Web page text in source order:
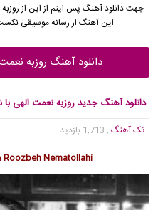
جهت دانلود آهنگ پس اینم از این از
این آهنگ از رسانه موسیقی
دانلود آهنگ روزبه
دانلود آهنگ جدید روزبه نعمت الهی
تک آهنگ , 1,713 بازدید
Roozbeh Nematollahi